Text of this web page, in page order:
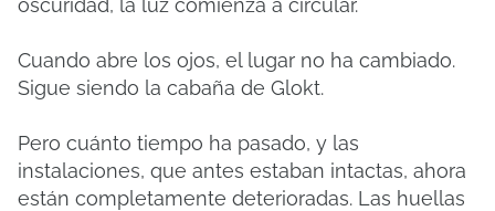
oscuridad, la luz comienza a circular.
Cuando abre los ojos, el lugar no ha cambiado.
Sigue siendo la cabaña de Glokt.
Pero cuánto tiempo ha pasado, y las
instalaciones, que antes estaban intactas, ahora
están completamente deterioradas. Las huellas